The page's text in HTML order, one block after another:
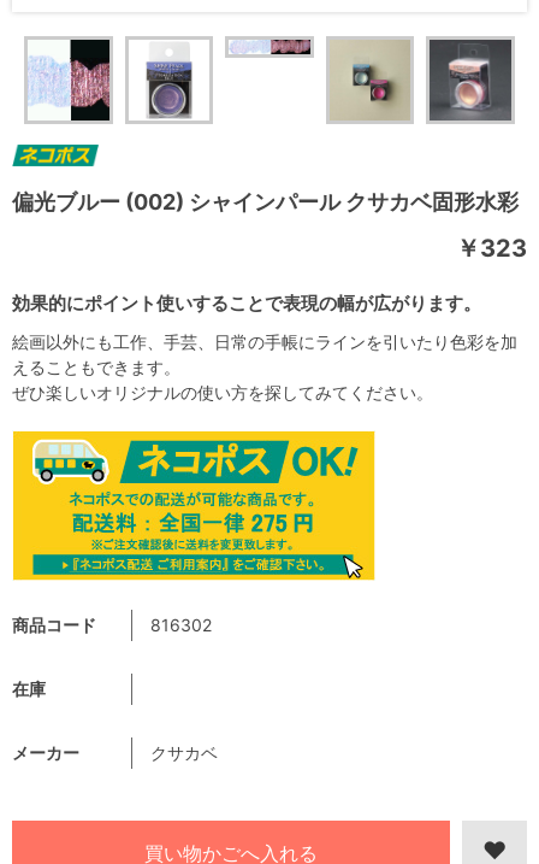
偏光ブルー (002) シャインパール クサカベ固形水彩
効果的にポイント使いすることで表現の幅が広がります。
￥323
商品コード 816302
在庫
メーカー クサカベ
絵画以外にも工作、手芸、日常の手帳にラインを引いたり色彩を加
えることもできます。
ぜひ楽しいオリジナルの使い方を探してみてください。